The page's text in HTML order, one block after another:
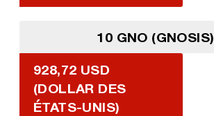
10 GNO (GNOSIS)
928,72 USD
(DOLLAR DES
ÉTATS-UNIS)